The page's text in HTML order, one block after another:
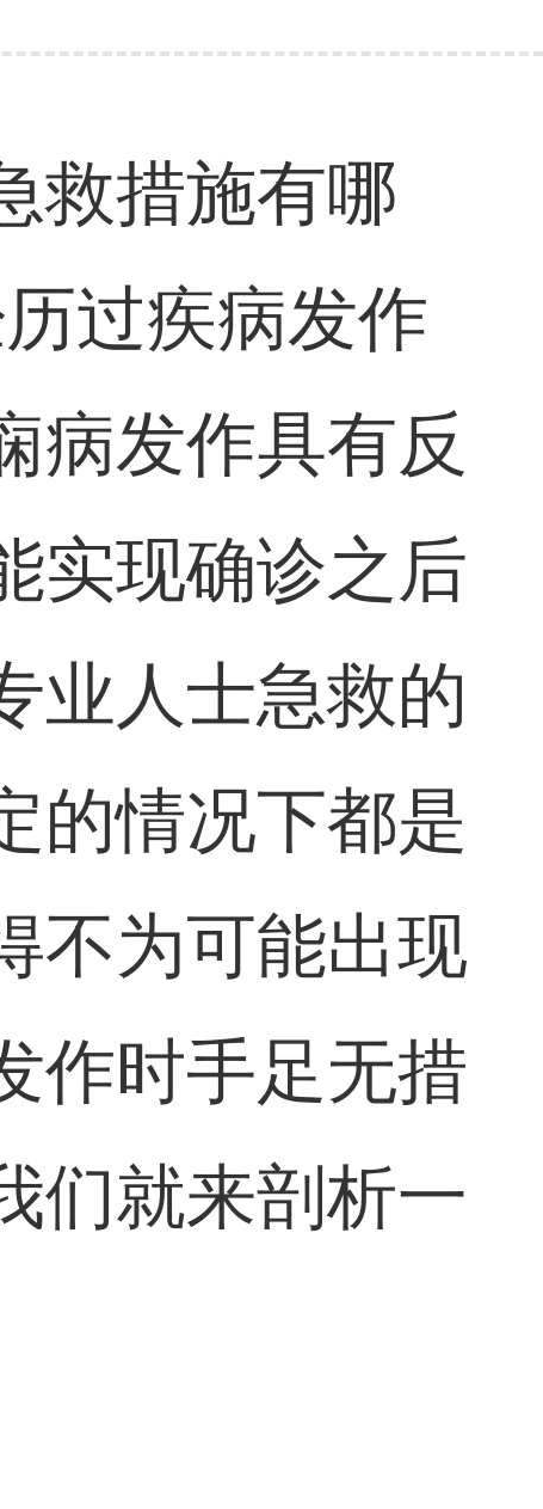
措施有哪
过疾病发作
病发作具有反
实现确诊之后
业人士急救的
的情况下都是
不为可能出现
作时手足无措
们就来剖析一